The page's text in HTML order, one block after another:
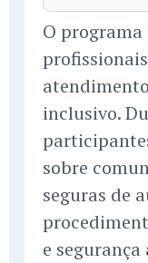
O
inclusivo.
sobre
seguras de
e